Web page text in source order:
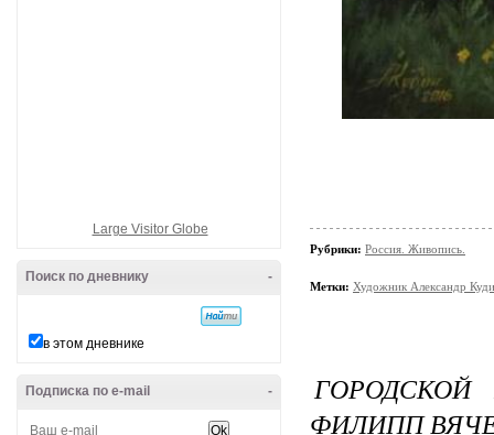
Large Visitor Globe
-
Поиск по дневнику
в этом дневнике
-
Подписка по e-mail
Рубрики: Россия. Живопись.
Метки: Художник Александр
ФИЛИПП